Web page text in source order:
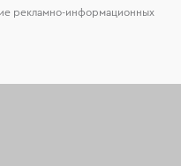
рекламно-информационных